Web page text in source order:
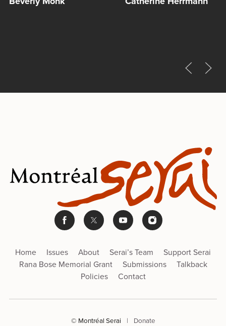
Home Issues About Serai’s Team
Support Serai
Rana Bose Memorial Grant
Submissions
Talkback
Policies
Contact
© Montréal Serai | Donate